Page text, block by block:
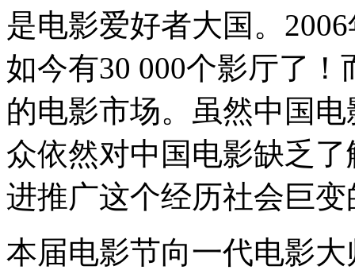
是电影爱好者大国。
如今有30 000个影厅了
的电影市场。虽然中国
众依然对中国电影缺乏
进推广这个经历社会巨
本届电影节向一代电影